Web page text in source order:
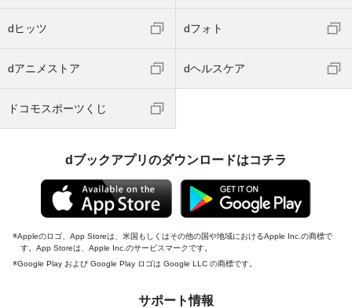
dヒッツ dフォト
dアニメストア dヘルスケア
ドコモスポーツくじ
dブックアプリのダウンロードはコチラ
Appleのロゴ、App Storeは、米国もしくはその他の国や地域におけるApple Inc.の商標で
す。App Storeは、Apple Inc.のサービスマークです。
Google Play および Google Play ロゴは Google LLC の商標です。
サポート情報